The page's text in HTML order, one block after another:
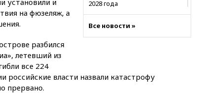
2028 года
превысило максимум 2022
года
Путин уточнил порядок
Все новости »
на фюзеляж, а
разбился
летевший из
все 224
российские власти назвали катастрофу
прервано.